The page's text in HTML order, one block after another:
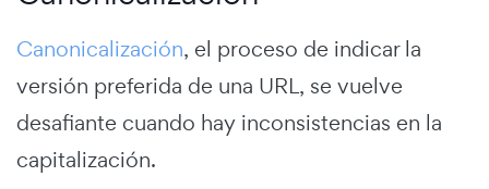
Canonicalización, el proceso de indicar la
versión preferida de una URL, se vuelve
desafiante cuando hay inconsistencias en la
capitalización.